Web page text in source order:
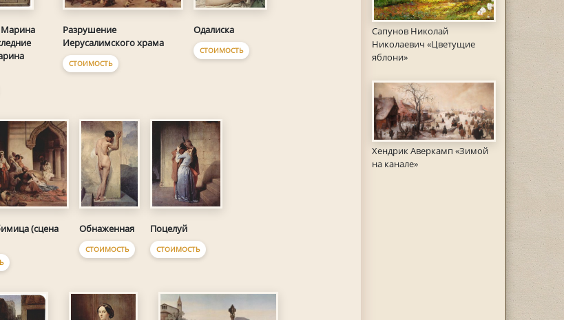
Сапунов Николай
Николаевич «Цветущие
яблони»
Хендрик Аверкамп «Зимой
на канале»
Разрушение
Иерусалимского храма
СТОИМОСТЬ
Одалиска
СТОИМОСТЬ
(сцена
Обнаженная
СТОИМОСТЬ
Поцелуй
СТОИМОСТЬ